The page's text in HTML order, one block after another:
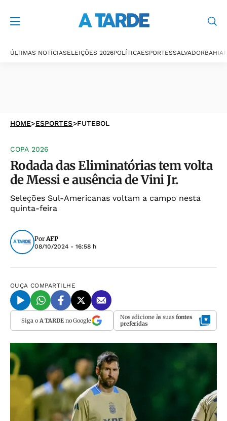
ÚLTIMAS NOTÍCIASELEIÇÕES 2026POLÍTICAESPORTESSALVADORBAHIA
HOME>ESPORTES>FUTEBOL
COPA 2026
Rodada das Eliminatórias tem volta
de Messi e ausência de Vini Jr.
Seleções Sul-Americanas voltam a campo nesta
quinta-feira
PorAFP
08/10/2024 - 16:58 h
OUÇA COMPARTILHE
Siga o A TARDEno Google Nos adicione às suas fontes
preferidas